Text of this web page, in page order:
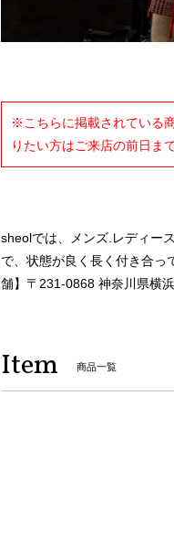
※こちらに掲載されている
りたい方はご来店の前日ま
sheolでは、メンズ.レディー
で、状態が良く長く付き合っ
舗】〒231-0868 神奈川県横
Item 商品一覧